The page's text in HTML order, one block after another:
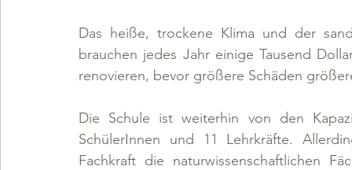
Das heiße, trockene Klima und der
brauchen jedes Jahr einige Tausend
renovieren, bevor größere Schäden
Die Schule ist weiterhin von den
SchülerInnen und 11 Lehrkräfte.
Fachkraft die naturwissenschaftlichen